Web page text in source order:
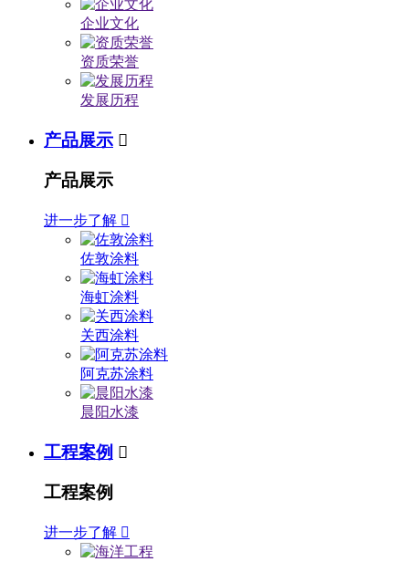
企业文化
资质荣誉
发展历程
产品展示 
产品展示
进一步了解 
佐敦涂料
海虹涂料
关西涂料
阿克苏涂料
晨阳水漆
工程案例 
工程案例
进一步了解 